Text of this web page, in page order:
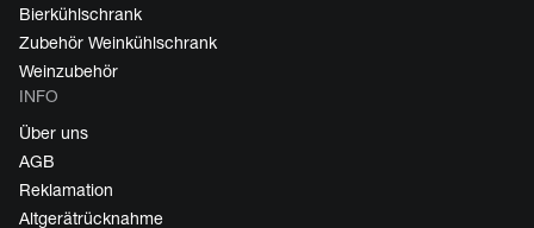
Bierkühlschrank
Zubehör Weinkühlschrank
Weinzubehör
INFO
Über uns
AGB
Reklamation
Altgerätrücknahme